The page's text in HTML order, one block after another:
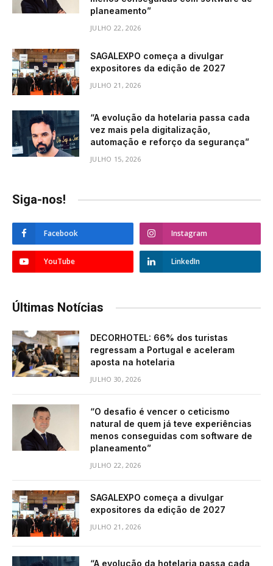
planeamento”
JULHO 22, 2026
SAGALEXPO começa a divulgar
expositores da edição de 2027
JULHO 21, 2026
“A evolução da hotelaria passa cada
vez mais pela digitalização,
automação e reforço da segurança”
JULHO 15, 2026
Siga-nos!
Facebook Instagram
YouTube LinkedIn
Últimas Notícias
DECORHOTEL: 66% dos turistas
regressam a Portugal e aceleram
aposta na hotelaria
JULHO 30, 2026
“O desafio é vencer o ceticismo
natural de quem já teve experiências
menos conseguidas com software de
planeamento”
JULHO 22, 2026
SAGALEXPO começa a divulgar
expositores da edição de 2027
JULHO 21, 2026
“A evolução da hotelaria passa cada